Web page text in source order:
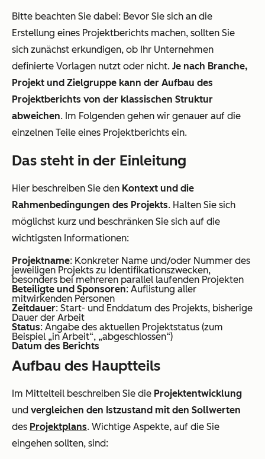
Bitte beachten Sie dabei: Bevor Sie sich an die
Erstellung eines Projektberichts machen, sollten Sie
sich zunächst erkundigen, ob Ihr Unternehmen
definierte Vorlagen nutzt oder nicht. Je nach Branche,
Projekt und Zielgruppe kann der Aufbau des
Projektberichts von der klassischen Struktur
abweichen. Im Folgenden gehen wir genauer auf die
einzelnen Teile eines Projektberichts ein.
Das steht in der Einleitung
Hier beschreiben Sie den Kontext und die
Rahmenbedingungen des Projekts. Halten Sie sich
möglichst kurz und beschränken Sie sich auf die
wichtigsten Informationen:
Projektname: Konkreter Name und/oder Nummer des
jeweiligen Projekts zu Identifikationszwecken,
besonders bei mehreren parallel laufenden Projekten
Beteiligte und Sponsoren: Auflistung aller
mitwirkenden Personen
Zeitdauer: Start- und Enddatum des Projekts, bisherige
Dauer der Arbeit
Status: Angabe des aktuellen Projektstatus (zum
Beispiel „in Arbeit“, „abgeschlossen“)
Datum des Berichts
Aufbau des Hauptteils
Im Mittelteil beschreiben Sie die Projektentwicklung
und vergleichen den Istzustand mit den Sollwerten
des Projektplans. Wichtige Aspekte, auf die Sie
eingehen sollten, sind: